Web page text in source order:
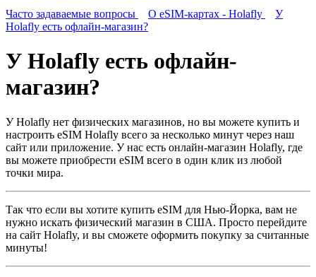
Часто задаваемые вопросы
О eSIM-картах - Holafly
У
Holafly есть офлайн-магазин?
У Holafly есть офлайн-
магазин?
У Holafly нет физических магазинов, но вы можете купить и
настроить eSIM Holafly всего за несколько минут через наш
сайт или приложение. У нас есть онлайн-магазин Holafly, где
вы можете приобрести eSIM всего в один клик из любой
точки мира.
Так что если вы хотите купить eSIM для Нью-Йорка, вам не
нужно искать физический магазин в США. Просто перейдите
на сайт Holafly, и вы сможете оформить покупку за считанные
минуты!